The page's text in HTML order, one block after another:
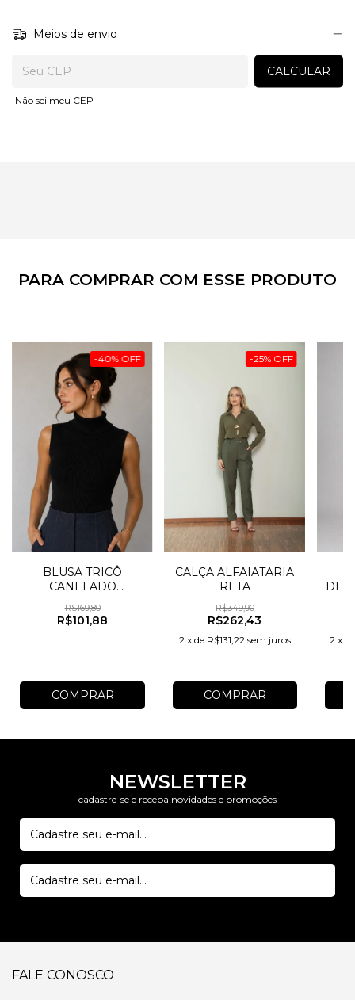
Meios de envio
CALCULAR
Não sei meu CEP
PARA COMPRAR COM ESSE PRODUTO
-40% OFF
BLUSA TRICÔ
CANELADO
S/MANGA
R$169,80
R$101,88
COMPRAR
-25% OFF
CALÇA ALFAIATARIA
RETA
R$349,90
R$262,43
2 x de R$131,22 sem juros
COMPRAR
2 x
NEWSLETTER
cadastre-se e receba novidades e promoções
FALE CONOSCO